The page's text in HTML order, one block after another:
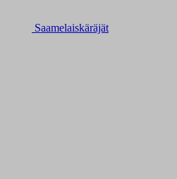
Saamelaiskäräjät